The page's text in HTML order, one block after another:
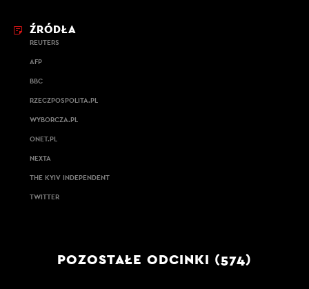
ŹRÓDŁA
REUTERS
AFP
BBC
RZECZPOSPOLITA.PL
WYBORCZA.PL
ONET.PL
NEXTA
THE KYIV INDEPENDENT
TWITTER
POZOSTAŁE ODCINKI (574)